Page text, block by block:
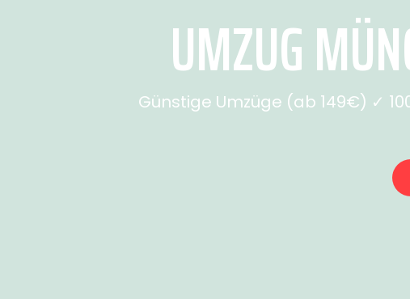
UMZUG
Günstige Umzüge (ab 149€) ✓